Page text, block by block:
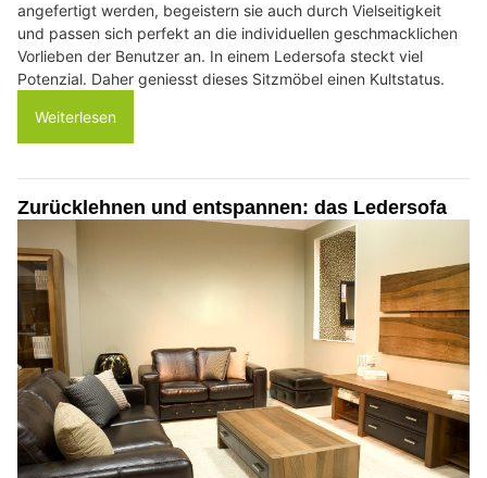
angefertigt werden, begeistern sie auch durch Vielseitigkeit
und passen sich perfekt an die individuellen geschmacklichen
Vorlieben der Benutzer an. In einem Ledersofa steckt viel
Potenzial. Daher geniesst dieses Sitzmöbel einen Kultstatus.
Weiterlesen
Zurücklehnen und entspannen: das Ledersofa